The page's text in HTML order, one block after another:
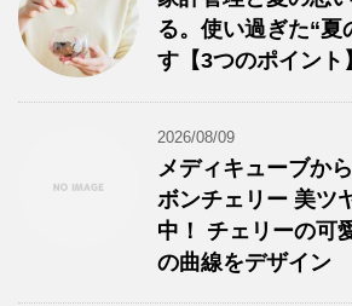
る。使い過ぎた“夏
す【3つのポイント】
2026/08/09
メディキューブか
ボンチェリー 美ツ
中！ チェリーの可
の曲線をデザイン